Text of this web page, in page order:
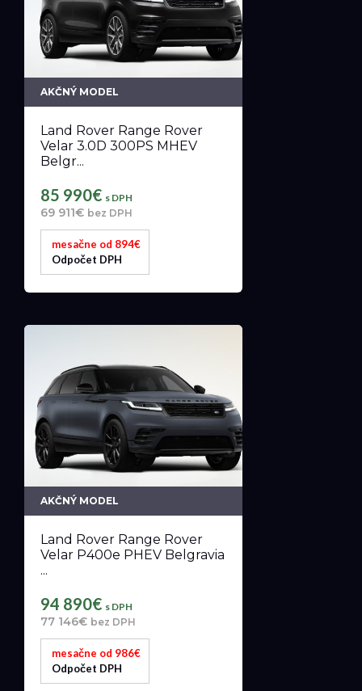
AKČNÝ MODEL
Land Rover Range Rover
Velar 3.0D 300PS MHEV
Belgr...
85 990€ s DPH
69 911€ bez DPH
mesačne od 894€
Odpočet DPH
AKČNÝ MODEL
Land Rover Range Rover
Velar P400e PHEV Belgravia
...
94 890€ s DPH
77 146€ bez DPH
mesačne od 986€
Odpočet DPH